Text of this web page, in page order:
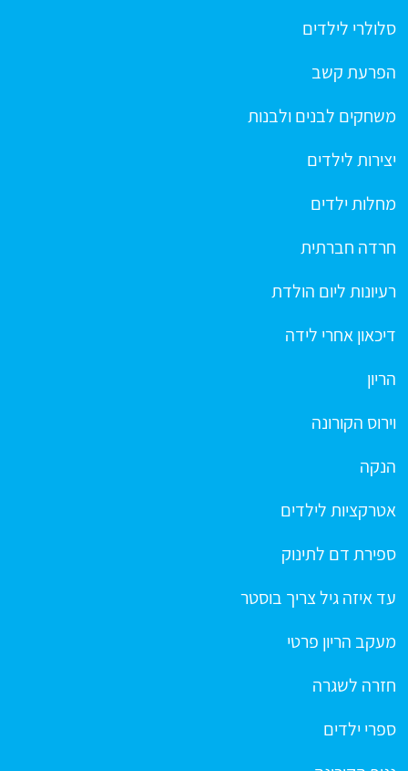
סלולרי לילדים
הפרעת קשב
משחקים לבנים ולבנות
יצירות לילדים
מחלות ילדים
חרדה חברתית
רעיונות ליום הולדת
דיכאון אחרי לידה
הריון
וירוס הקורונה
הנקה
אטרקציות לילדים
ספירת דם לתינוק
עד איזה גיל צריך בוסטר
מעקב הריון פרטי
חזרה לשגרה
ספרי ילדים